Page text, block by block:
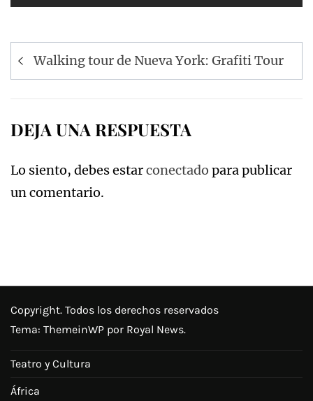
Navegación
de
Walking tour de Nueva York: Grafiti Tour
DEJA UNA RESPUESTA
Lo siento, debes estarconectado para publicar
un comentario.
Copyright. Todos los derechos reservados
Tema: ThemeinWP por Royal News.
Teatro y Cultura
África